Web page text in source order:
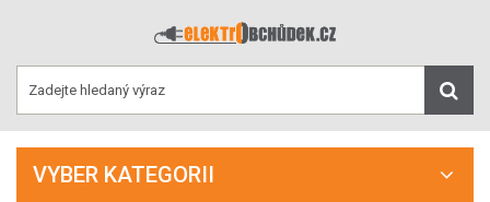
VYBER KATEGORII